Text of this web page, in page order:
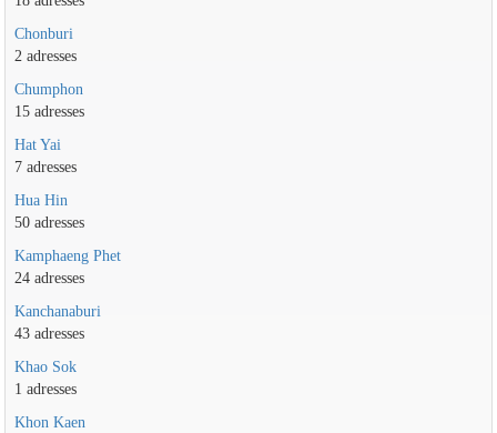
Chonburi
2 adresses
Chumphon
15 adresses
Hat Yai
7 adresses
Hua Hin
50 adresses
Kamphaeng Phet
24 adresses
Kanchanaburi
43 adresses
Khao Sok
1 adresses
Khon Kaen